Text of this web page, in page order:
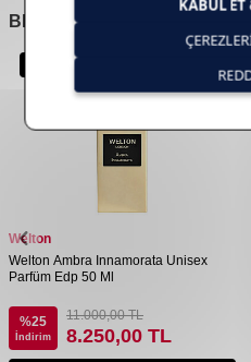
BENZER
Welton
Welton Ambra Innamorata Unisex
Parfüm Edp 50 Ml
%25
İndirim
11.000,00TL
8.250,00 TL